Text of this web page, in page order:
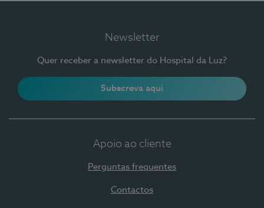
Newsletter
Quer receber a newsletter do Hospital da Luz?
Subscreva aqui
Apoio ao cliente
Perguntas frequentes
Contactos